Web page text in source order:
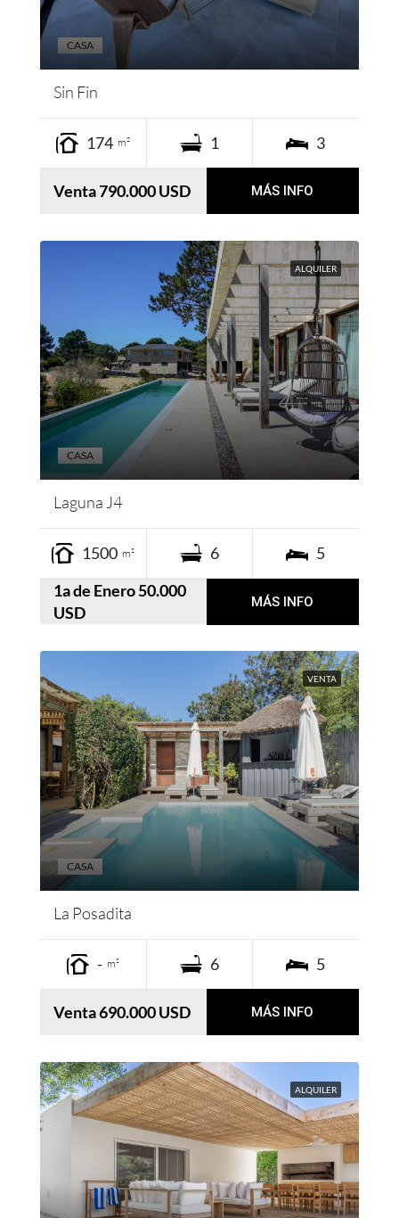
Sin Fin
174 m² 1 3
CASA
Venta 790.000 USD MÁS INFO
ALQUILER
Laguna J4
1500 m² 6 5
CASA
1a de Enero 50.000
USD
MÁS INFO
VENTA
La Posadita
- m² 6 5
CASA
Venta 690.000 USD MÁS INFO
ALQUILER